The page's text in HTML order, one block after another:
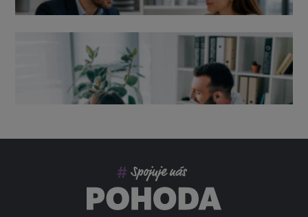
Výpověď ze zdravotních důvodů 2026 – průvodce pro
zaměstnavatele